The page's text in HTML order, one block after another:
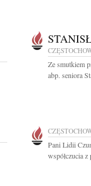
Ze smutkiem
abp. seniora
Pani Lidii
współczucia